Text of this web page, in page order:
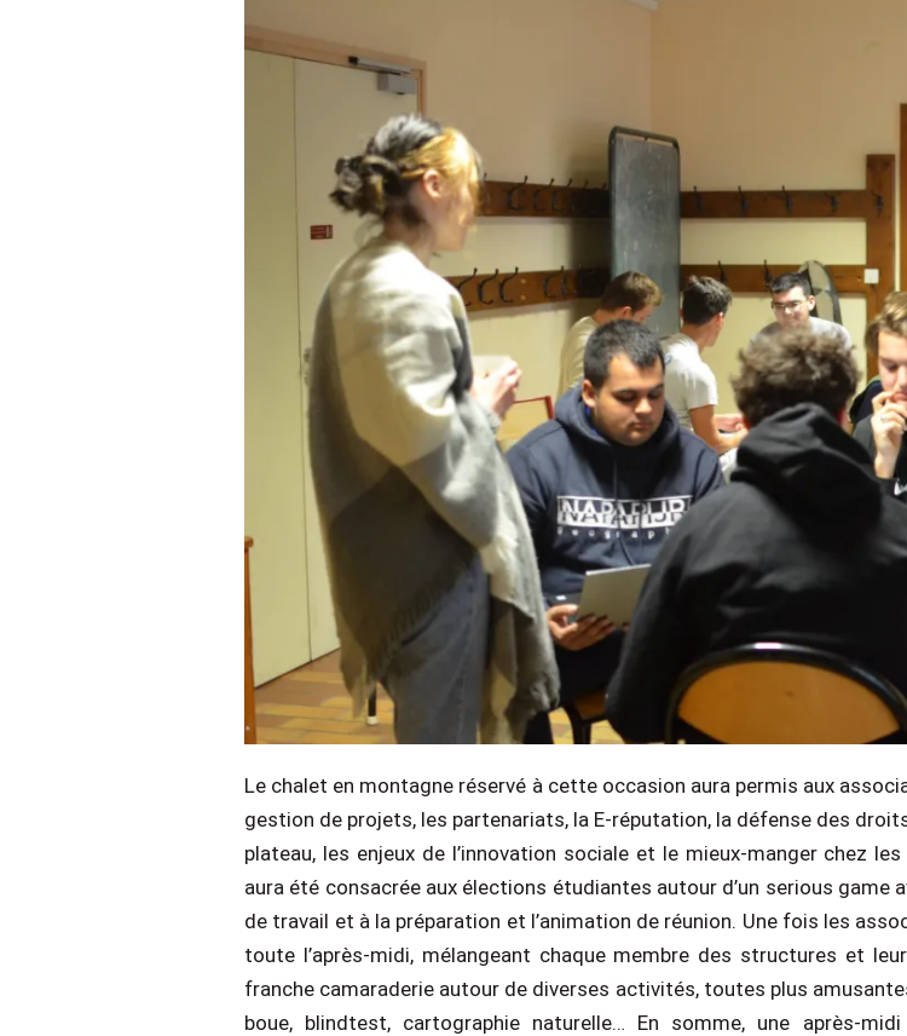
Le chalet en montagne réservé à cette occasion aura permis aux
gestion de projets, les partenariats, la E-réputation, la défense des
plateau, les enjeux de l’innovation sociale et le mieux-manger chez
aura été consacrée aux élections étudiantes autour d’un serious game
de travail et à la préparation et l’animation de réunion. Une fois les
toute l’après-midi, mélangeant chaque membre des structures et
franche camaraderie autour de diverses activités, toutes plus
boue, blindtest, cartographie naturelle… En somme, une après-